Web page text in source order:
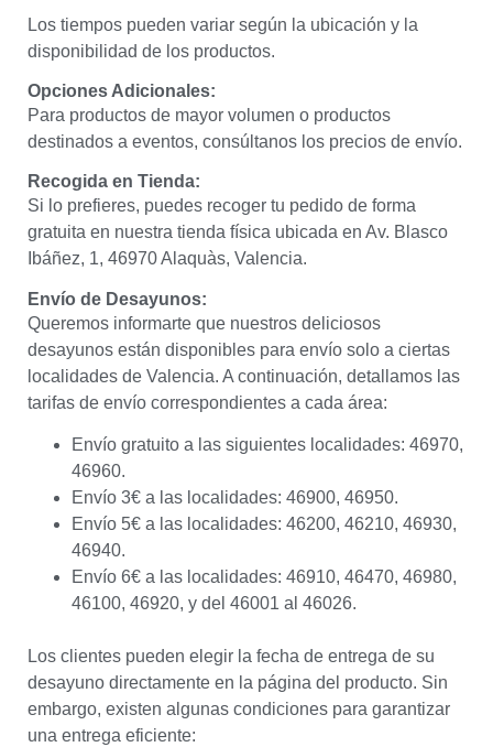
Los tiempos pueden variar según la ubicación y la
disponibilidad de los productos.
Opciones Adicionales:
Para productos de mayor volumen o productos
destinados a eventos, consúltanos los precios de envío.
Recogida en Tienda:
Si lo prefieres, puedes recoger tu pedido de forma
gratuita en nuestra tienda física ubicada en Av. Blasco
Ibáñez, 1, 46970 Alaquàs, Valencia.
Envío de Desayunos:
Queremos informarte que nuestros deliciosos
desayunos están disponibles para envío solo a ciertas
localidades de Valencia. A continuación, detallamos las
tarifas de envío correspondientes a cada área:
Envío gratuito a las siguientes localidades: 46970,
46960.
Envío 3€ a las localidades: 46900, 46950.
Envío 5€ a las localidades: 46200, 46210, 46930,
46940.
Envío 6€ a las localidades: 46910, 46470, 46980,
46100, 46920, y del 46001 al 46026.
Los clientes pueden elegir la fecha de entrega de su
desayuno directamente en la página del producto. Sin
embargo, existen algunas condiciones para garantizar
una entrega eficiente: